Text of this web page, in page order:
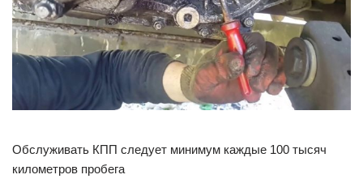
Обслуживать КПП следует минимум каждые 100 тысяч
километров пробега